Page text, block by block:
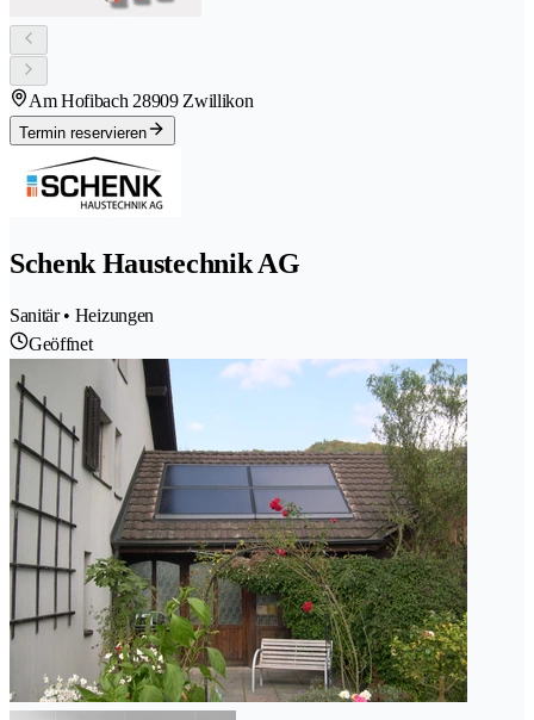
Am Hofibach 28909 Zwillikon
Termin reservieren
Schenk Haustechnik AG
Sanitär • Heizungen
Geöffnet